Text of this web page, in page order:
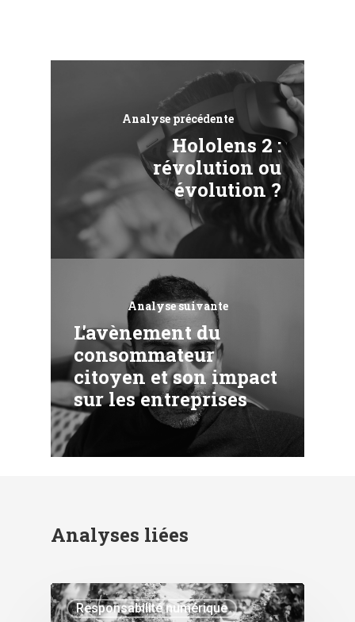
Analyse précédente
Hololens 2 :
révolution ou
évolution ?
Analyse suivante
L'avènement du
consommateur
citoyen et son impact
sur les entreprises
Analyses liées
Responsabilité numérique